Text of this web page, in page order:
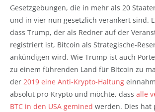
Gesetzgebungen, die in mehr als 20
und in vier nun gesetzlich verankert sind.
dass Trump, der als Redner auf der
registriert ist, Bitcoin als Strategische-
ankündigen wird. Wie Trump ist auch
zu einem führenden Land für Bitcoin zu
der 2019 eine Anti-Krypto-Haltung
absolut pro-Krypto und möchte, dass alle
BTC in den USA gemined werden. Dies hat